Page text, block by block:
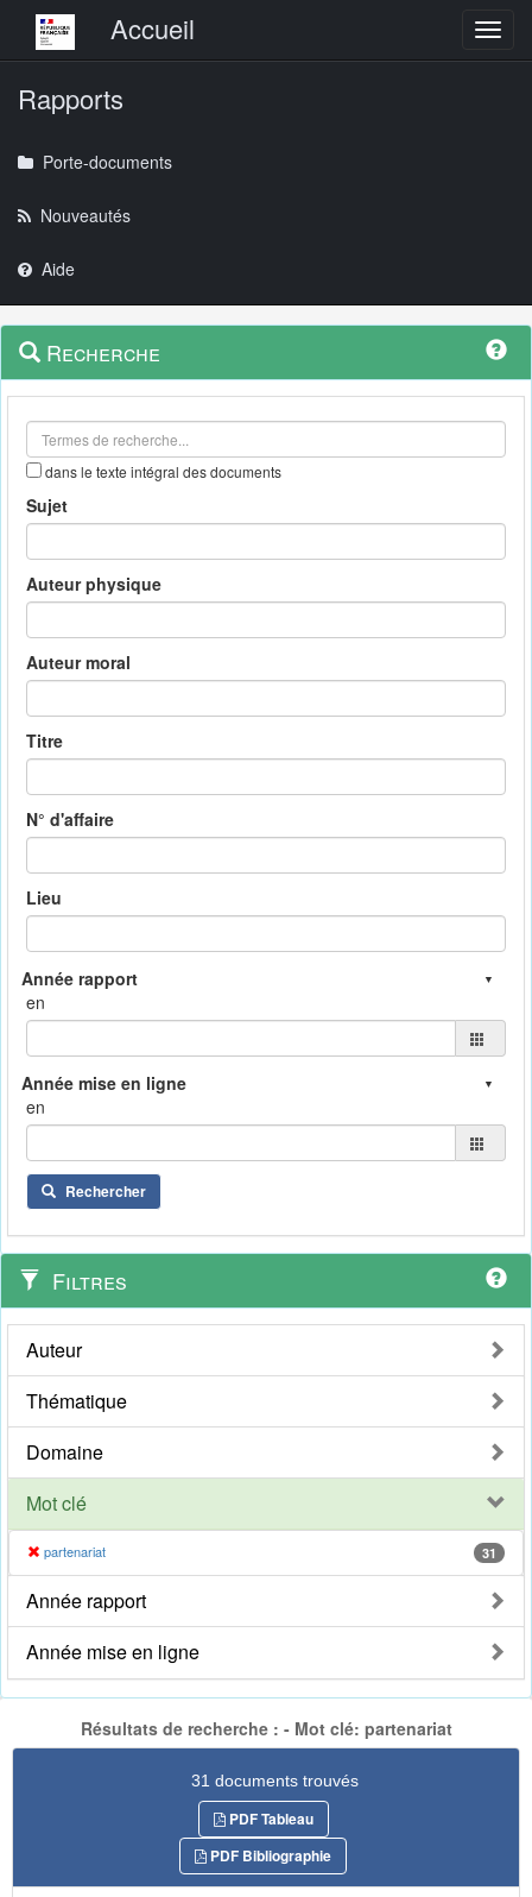
Menu principalAccueil
Rapports
Porte-documents
Nouveautés
Aide
Navigation
outils
Menu
contextuel
Recherche
dans le texte intégral des documents
Sujet
Auteur physique
Auteur moral
Titre
N° d'affaire
Lieu
en
en
Rechercher
Filtres
Auteur
Thématique
Domaine
Mot clé
partenariat 31
Année rapport
Année mise en ligne
Résultats de recherche : - Mot clé: partenariat
31 documents trouvés
PDF Tableau
PDF Bibliographie